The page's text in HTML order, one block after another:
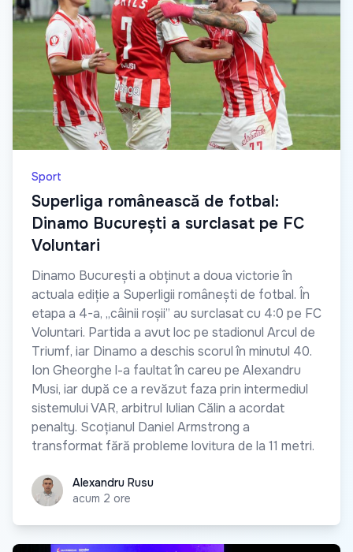
Sport
Superliga românească de fotbal:
Dinamo București a surclasat pe FC
Voluntari
Dinamo București a obținut a doua victorie în
actuala ediție a Superligii românești de fotbal. În
etapa a 4-a, „câinii roșii” au surclasat cu 4:0 pe FC
Voluntari. Partida a avut loc pe stadionul Arcul de
Triumf, iar Dinamo a deschis scorul în minutul 40.
Ion Gheorghe l-a faultat în careu pe Alexandru
Musi, iar după ce a revăzut faza prin intermediul
sistemului VAR, arbitrul Iulian Călin a acordat
penalty. Scoțianul Daniel Armstrong a
transformat fără probleme lovitura de la 11 metri.
Alexandru Rusu
Alexandru Rusu
acum 2 ore